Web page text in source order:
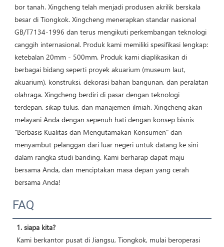
bor tanah. Xingcheng telah menjadi produsen akrilik berskala
besar di Tiongkok. Xingcheng menerapkan standar nasional
GB/T7134-1996 dan terus mengikuti perkembangan teknologi
canggih internasional. Produk kami memiliki spesifikasi lengkap:
ketebalan 20mm - 500mm. Produk kami diaplikasikan di
berbagai bidang seperti proyek akuarium (museum laut,
akuarium), konstruksi, dekorasi bahan bangunan, dan peralatan
olahraga. Xingcheng berdiri di pasar dengan teknologi
terdepan, sikap tulus, dan manajemen ilmiah. Xingcheng akan
melayani Anda dengan sepenuh hati dengan konsep bisnis
"Berbasis Kualitas dan Mengutamakan Konsumen" dan
menyambut pelanggan dari luar negeri untuk datang ke sini
dalam rangka studi banding. Kami berharap dapat maju
bersama Anda, dan menciptakan masa depan yang cerah
bersama Anda!
FAQ
1. siapa kita?